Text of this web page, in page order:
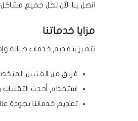
اتصل بنا الآن لحل جميع
مزايا خدماتنا
نتميز بتقديم خدمات صيانة
فريق من الفنيين
استخدام أحدث
تقديم خدماتنا بجودة